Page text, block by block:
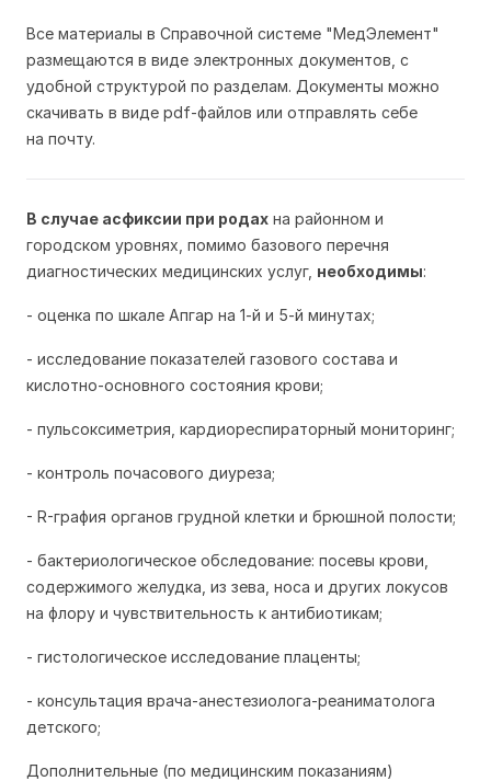
Все материалы в Справочной системе "МедЭлемент"
размещаются в виде электронных документов, с
удобной структурой по разделам. Документы можно
скачивать в виде pdf-файлов или отправлять себе
на почту.
В случае асфиксии при родах на районном и
городском уровнях, помимо базового перечня
диагностических медицинских услуг, необходимы:
- оценка по шкале Апгар на 1-й и 5-й минутах;
- исследование показателей газового состава и
кислотно-основного состояния крови;
- пульсоксиметрия, кардиореспираторный мониторинг;
- контроль почасового диуреза;
- R-графия органов грудной клетки и брюшной полости;
- бактериологическое обследование: посевы крови,
содержимого желудка, из зева, носа и других локусов
на флору и чувствительность к антибиотикам;
- гистологическое исследование плаценты;
- консультация врача-анестезиолога-реаниматолога
детского;
Дополнительные (по медицинским показаниям)